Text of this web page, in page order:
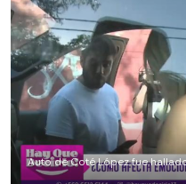
Auto de Coté López fue